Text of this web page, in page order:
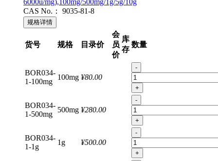
6000u/mg),100mg/500mg/1g/5g/10g
CAS No.：
9035-81-8
规格详情
货号 规格 目录价
会
员
价
库
存
数量
BOR034-
1-100mg
100mg ¥80.00
-
+
BOR034-
1-500mg
500mg ¥280.00
-
+
BOR034-
1-1g
1g ¥500.00
-
+